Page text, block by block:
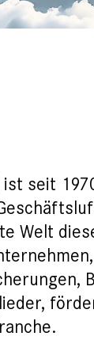
ist seit
Welt